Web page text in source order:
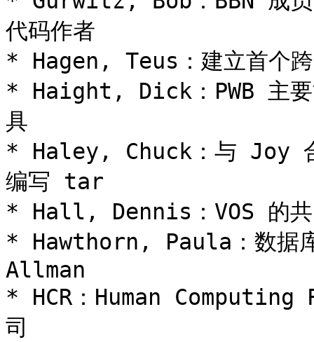
代码作者
* Hagen, Teus：建立首个
* Haight, Dick：PWB 主
具
* Haley, Chuck：与 Joy
编写 tar
* Hall, Dennis：VOS 的共
* Hawthorn, Paula：数据
Allman
* HCR：Human
司